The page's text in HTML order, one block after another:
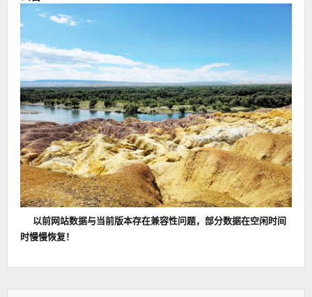
以前网站数据与当前版本存在兼容性问题，部分数据在空闲时间
时慢慢恢复！